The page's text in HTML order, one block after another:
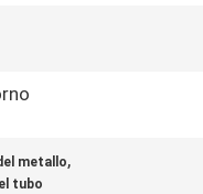
metallo,
tubo